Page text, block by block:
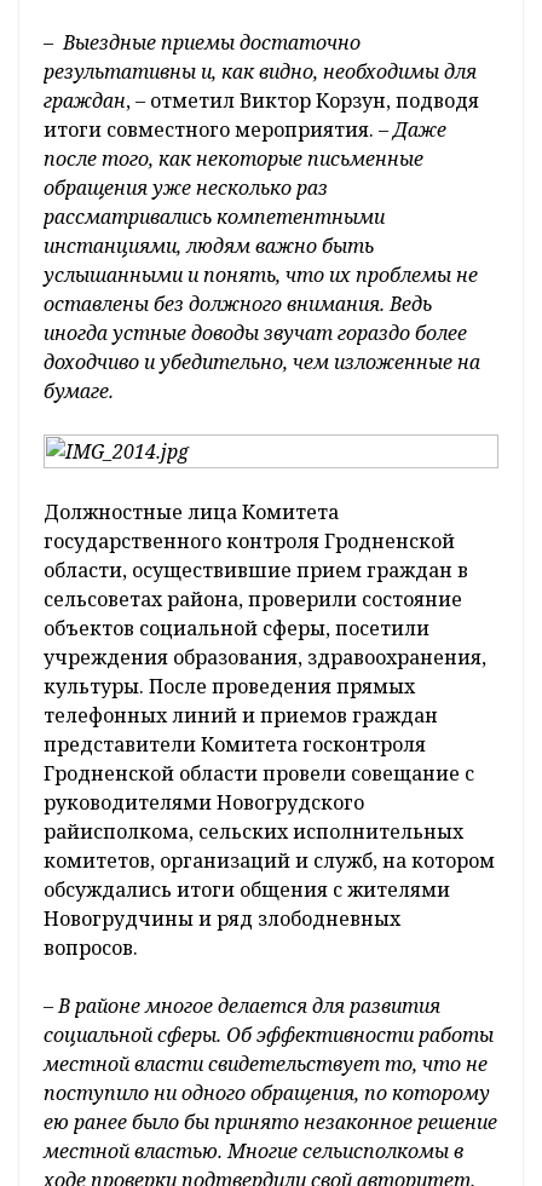
–Выездные приемы достаточно
результативны и, как видно, необходимы для
граждан, – отметил Виктор Корзун, подводя
итоги совместного мероприятия. –Даже
после того, как некоторые письменные
обращения уже несколько раз
рассматривались компетентными
инстанциями, людям важно быть
услышанными и понять, что их проблемы не
оставлены без должного внимания. Ведь
иногда устные доводы звучат гораздо более
доходчиво и убедительно, чем изложенные на
бумаге.
Должностные лица Комитета
государственного контроля Гродненской
области, осуществившие прием граждан в
сельсоветах района, проверили состояние
объектов социальной сферы, посетили
учреждения образования, здравоохранения,
культуры. После проведения прямых
телефонных линий и приемов граждан
представители Комитета госконтроля
Гродненской области провели совещание с
руководителями Новогрудского
райисполкома, сельских исполнительных
комитетов, организаций и служб, на котором
обсуждались итоги общения с жителями
Новогрудчины и ряд злободневных
вопросов.
–В районе многое делается для развития
социальной сферы. Об эффективности работы
местной власти свидетельствует то, что не
поступило ни одного обращения, по которому
ею ранее было бы принято незаконное решение
местной властью. Многие сельисполкомы в
ходе проверки подтвердили свой авторитет.